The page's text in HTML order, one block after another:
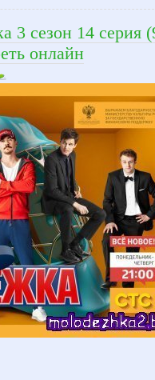
3 сезон 14 серия
онлайн